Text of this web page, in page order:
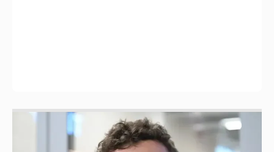
Никита Кологривый высказался насчёт